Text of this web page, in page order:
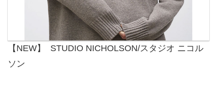
【NEW】 STUDIO NICHOLSON/スタジオ ニコル
ソン